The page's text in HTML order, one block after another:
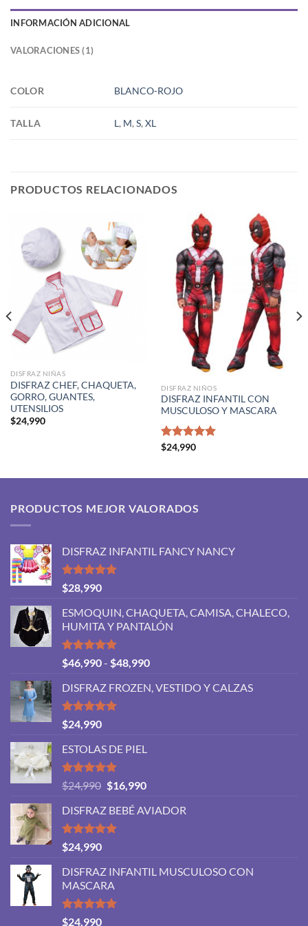
INFORMACIÓN ADICIONAL
VALORACIONES (1)
COLOR BLANCO-ROJO
TALLA L, M,S,XL
PRODUCTOS RELACIONADOS
DISFRAZ NIÑAS
DISFRAZ CHEF, CHAQUETA,
GORRO, GUANTES,
UTENSILIOS
$24,990
DISFRAZ NIÑOS
DISFRAZ INFANTIL CON
MUSCULOSO Y MASCARA
Valorado
$24,990
PRODUCTOS MEJOR VALORADOS
DISFRAZ INFANTIL FANCY NANCY
Valorado
con
de 5
$28,990
ESMOQUIN, CHAQUETA, CAMISA, CHALECO,
HUMITA Y PANTALÓN
Valorado
con
de 5
$46,990- $48,990Rango
precios:
DISFRAZ FROZEN, VESTIDO Y CALZAS
Valorado
con
de 5
$24,990
ESTOLAS DE PIEL
Valorado
con
de 5
$24,990 El
original
era:
$16,990El
actual
DISFRAZ BEBÉ AVIADOR
Valorado
con
de 5
$24,990
DISFRAZ INFANTIL MUSCULOSO CON
MASCARA
Valorado
$24,990